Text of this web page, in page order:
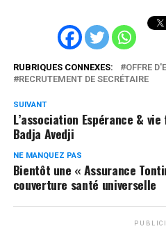
RUBRIQUES CONNEXES:
OFFRE
RECRUTEMENT DE SECRÉTAIRE
SUIVANT
L’association Espérance &
Badja Avedji
NE MANQUEZ PAS
Bientôt une « Assurance
couverture santé universelle